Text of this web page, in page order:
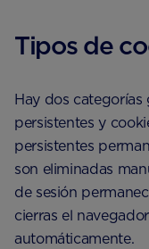
Tipos de
Hay dos categorías
persistentes y
persistentes
son eliminadas
de sesión
cierras el
automáticamente.